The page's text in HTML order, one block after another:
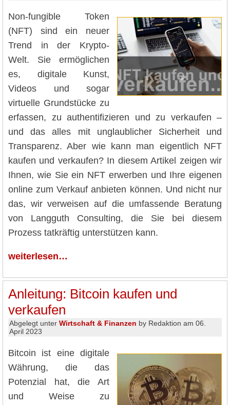
Non-fungible Token
(NFT) sind ein neuer
Trend in der Krypto-
Welt. Sie ermöglichen
es, digitale Kunst,
Videos und sogar
virtuelle Grundstücke zu
erfassen, zu authentifizieren und zu verkaufen –
und das alles mit unglaublicher Sicherheit und
Transparenz. Aber wie kann man eigentlich NFT
kaufen und verkaufen? In diesem Artikel zeigen wir
Ihnen, wie Sie ein NFT erwerben und Ihre eigenen
online zum Verkauf anbieten können. Und nicht nur
das, wir verweisen auf die umfassende Beratung
von Langguth Consulting, die Sie bei diesem
Prozess tatkräftig unterstützen kann.
weiterlesen…
Anleitung: Bitcoin kaufen und
verkaufen
Abgelegt unter Wirtschaft & Finanzen by Redaktion am 06.
April 2023
Bitcoin ist eine digitale
Währung, die das
Potenzial hat, die Art
und Weise zu